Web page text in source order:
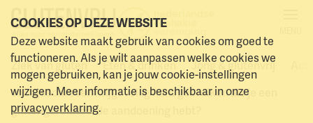
Naar menu Naar hoofdinhoud
Ziek van gluten Eten & drinken Jong & glutenvrij
Gluten in medicijnen
Hoe weet je of je de geneesmiddelen die je
voorgeschreven krijgt veilig kunt gebruiken als je een
glutengerelateerde aandoening hebt?
COOKIES OP DEZE WEBSITE
Deze website maakt gebruik van cookies om goed te
functioneren. Als je wilt aanpassen welke cookies we
mogen gebruiken, kan je jouw cookie-instellingen
wijzigen. Meer informatie is beschikbaar in onze
privacyverklaring.